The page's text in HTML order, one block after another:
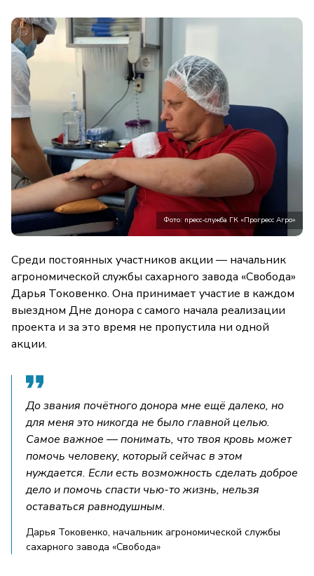
Фото: пресс-служба ГК «Прогресс Агро»
Среди постоянных участников акции — начальник
агрономической службы сахарного завода «Свобода»
Дарья Токовенко. Она принимает участие в каждом
выездном Дне донора с самого начала реализации
проекта и за это время не пропустила ни одной
акции.
До звания почётного донора мне ещё далеко, но
для меня это никогда не было главной целью.
Самое важное — понимать, что твоя кровь может
помочь человеку, который сейчас в этом
нуждается. Если есть возможность сделать доброе
дело и помочь спасти чью-то жизнь, нельзя
оставаться равнодушным.
Дарья Токовенко, начальник агрономической службы
сахарного завода «Свобода»